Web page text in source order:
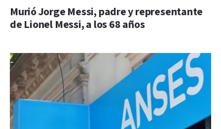
Murió Jorge Messi, padre y representante
de Lionel Messi, a los 68 años